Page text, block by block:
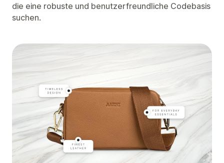
die eine robuste und benutzerfreundliche Codebasis
suchen.